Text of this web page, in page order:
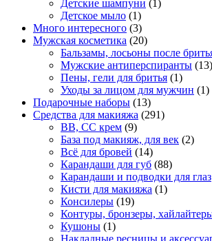
Детские шампуни (1)
Детское мыло (1)
Много интересного (3)
Мужская косметика (20)
Бальзамы, лосьоны после
Мужские антиперспиранты (13)
Пены, гели для бритья (1)
Уходы за лицом для мужчин (1)
Подарочные наборы (13)
Средства для макияжа (291)
BB, CC крем (9)
База под макияж, для век (2)
Всё для бровей (14)
Карандаши для губ (88)
Карандаши и подводки для глаз
Кисти для макияжа (1)
Консилеры (19)
Контуры, бронзеры,
Кушоны (1)